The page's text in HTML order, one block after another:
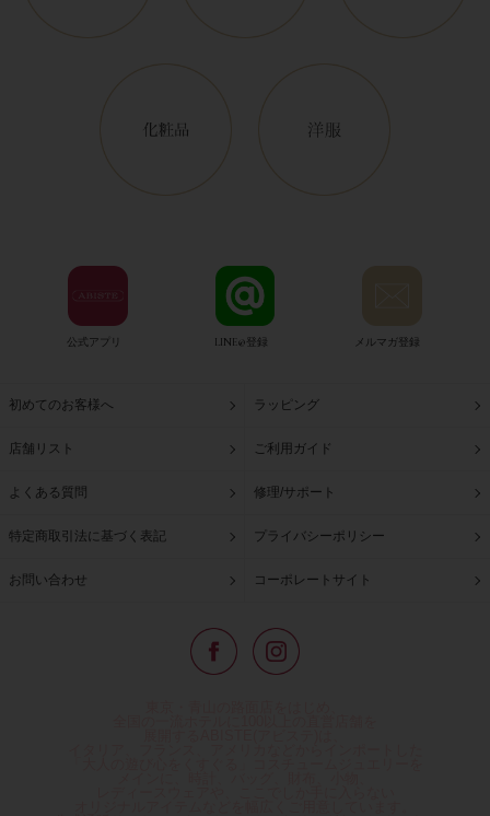
公式アプリ LINE@登録 メルマガ登録
初めてのお客様へ ラッピング
店舗リスト ご利用ガイド
よくある質問 修理/サポート
特定商取引法に基づく表記 プライバシーポリシー
お問い合わせ コーポレートサイト